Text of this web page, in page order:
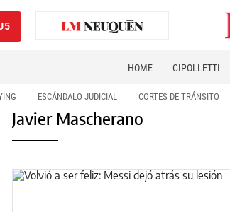
HOME CIPOLLETTI
ESCÁNDALO JUDICIAL CORTES DE TRÁNSITO
Javier Mascherano